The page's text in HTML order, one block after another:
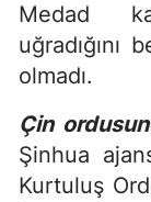
Medad
uğradığını
olmadı.
Çin
Şinhua
Kurtuluş